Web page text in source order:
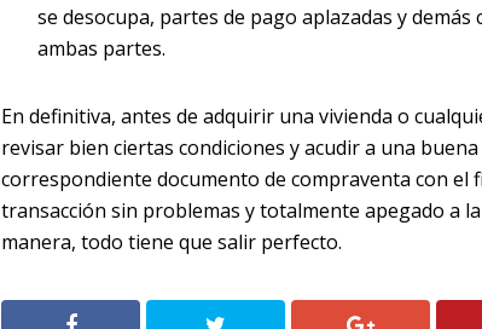
se desocupa, partes de pago aplazadas y demás
ambas partes.
En definitiva, antes de adquirir una vivienda o
revisar bien ciertas condiciones y acudir a una
correspondiente documento de compraventa con el
transacción sin problemas y totalmente apegado a la
manera, todo tiene que salir perfecto.